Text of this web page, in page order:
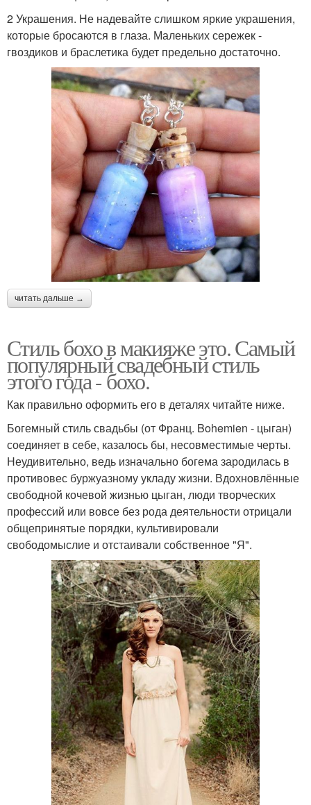
2 Украшения. Не надевайте слишком яркие украшения,
которые бросаются в глаза. Маленьких сережек -
гвоздиков и браслетика будет предельно достаточно.
читать дальше →
Стиль бохо в макияже это. Самый
популярный свадебный стиль
этого года - бохо.
Как правильно оформить его в деталях читайте ниже.
Богемный стиль свадьбы (от Франц. Bohemien - цыган)
соединяет в себе, казалось бы, несовместимые черты.
Неудивительно, ведь изначально богема зародилась в
противовес буржуазному укладу жизни. Вдохновлённые
свободной кочевой жизнью цыган, люди творческих
профессий или вовсе без рода деятельности отрицали
общепринятые порядки, культивировали
свободомыслие и отстаивали собственное "Я".